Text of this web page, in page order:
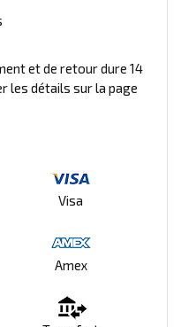
et de retour dure 14
les détails sur la page
Visa
Amex